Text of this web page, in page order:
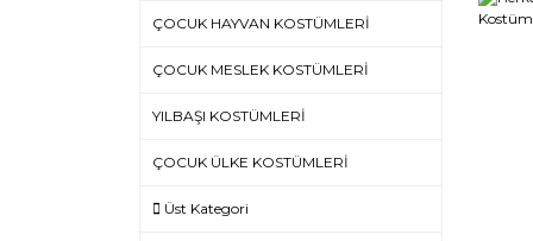
ÇOCUK HAYVAN KOSTÜMLERİ
ÇOCUK MESLEK KOSTÜMLERİ
YILBAŞI KOSTÜMLERİ
ÇOCUK ÜLKE KOSTÜMLERİ
Üst Kategori